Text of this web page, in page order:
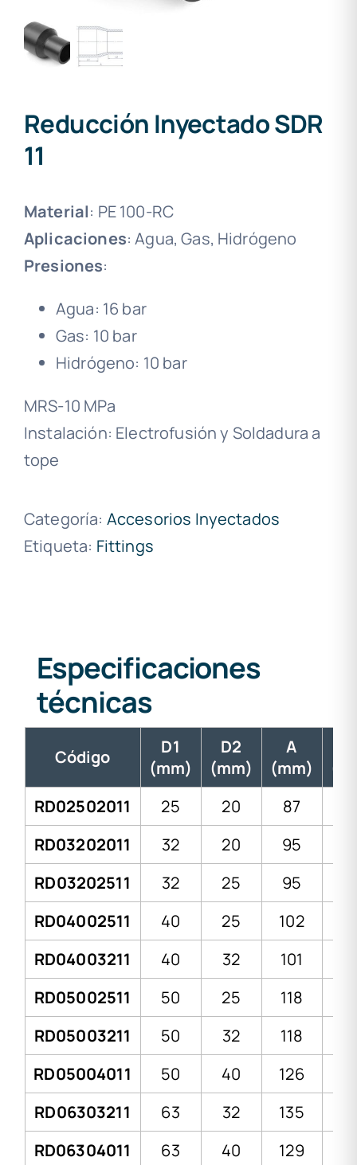
Reducción Inyectado SDR
11
Material: PE 100-RC
Aplicaciones: Agua, Gas, Hidrógeno
Presiones:
Agua: 16 bar
Gas: 10 bar
Hidrógeno: 10 bar
MRS-10 MPa
Instalación: Electrofusión y Soldadura a
tope
Categoría: Accesorios Inyectados
Etiqueta: Fittings
Especificaciones
técnicas
Código
D1
(mm)
D2
(mm)
A
(mm)
RD02502011
25 20 87
RD03202011
32 20 95
RD03202511
32 25 95
RD04002511
40 25 102
RD04003211
40 32 101
RD05002511
50 25 118
RD05003211
50 32 118
RD05004011
50 40 126
RD06303211
63 32 135
RD06304011
63 40 129